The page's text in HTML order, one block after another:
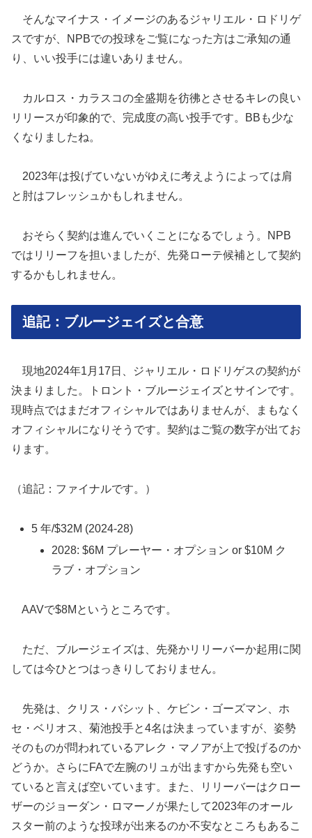
そんなマイナス・イメージのあるジャリエル・ロドリゲ
スですが、NPBでの投球をご覧になった方はご承知の通
り、いい投手には違いありません。
カルロス・カラスコの全盛期を彷彿とさせるキレの良い
リリースが印象的で、完成度の高い投手です。BBも少な
くなりましたね。
2023年は投げていないがゆえに考えようによっては肩
と肘はフレッシュかもしれません。
おそらく契約は進んでいくことになるでしょう。NPB
ではリリーフを担いましたが、先発ローテ候補として契約
するかもしれません。
追記：ブルージェイズと合意
現地2024年1月17日、ジャリエル・ロドリゲスの契約が
決まりました。トロント・ブルージェイズとサインです。
現時点ではまだオフィシャルではありませんが、まもなく
オフィシャルになりそうです。契約はご覧の数字が出てお
ります。
（追記：ファイナルです。）
5 年/$32M (2024-28)
2028: $6M プレーヤー・オプション or $10M ク
ラブ・オプション
AAVで$8Mというところです。
ただ、ブルージェイズは、先発かリリーバーか起用に関
しては今ひとつはっきりしておりません。
先発は、クリス・バシット、ケビン・ゴーズマン、ホ
セ・ベリオス、菊池投手と4名は決まっていますが、姿勢
そのものが問われているアレク・マノアが上で投げるのか
どうか。さらにFAで左腕のリュが出ますから先発も空い
ていると言えば空いています。また、リリーバーはクロー
ザーのジョーダン・ロマーノが果たして2023年のオール
スター前のような投球が出来るのか不安なところもあるこ